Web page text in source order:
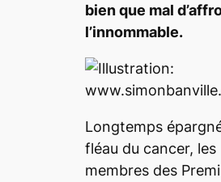
bien que mal
l’innommable.
Longtemps
fléau du cancer, les
membres des